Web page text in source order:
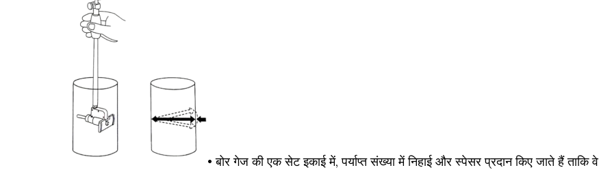
• बोर गेज की एक सेट इकाई में, पर्याप्त संख्या में निहाई और स्पेसर प्रदान किए जाते हैं ताकि वे